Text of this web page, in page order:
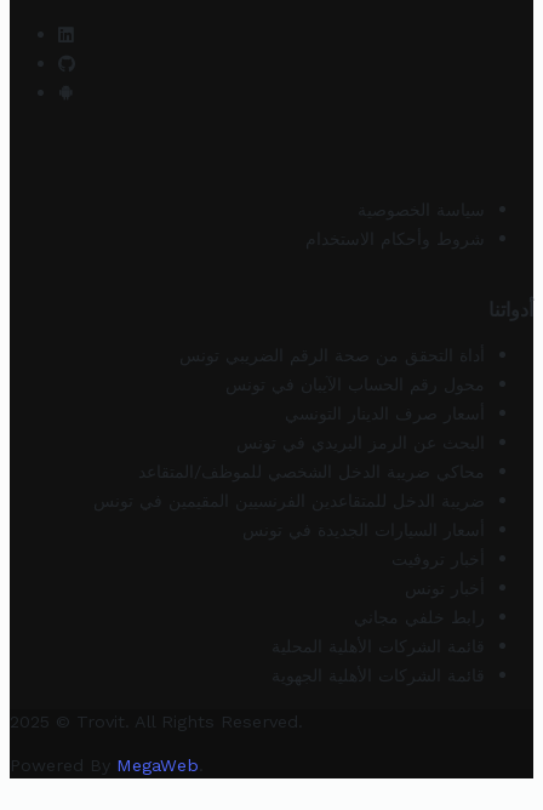
سياسة الخصوصية
شروط وأحكام الاستخدام
أدواتنا
أداة التحقق من صحة الرقم الضريبي تونس
محول رقم الحساب الآيبان في تونس
أسعار صرف الدينار التونسي
البحث عن الرمز البريدي في تونس
محاكي ضريبة الدخل الشخصي للموظف/المتقاعد
ضريبة الدخل للمتقاعدين الفرنسيين المقيمين في تونس
أسعار السيارات الجديدة في تونس
أخبار تروفيت
أخبار تونس
رابط خلفي مجاني
قائمة الشركات الأهلية المحلية
قائمة الشركات الأهلية الجهوية
2025 © Trovit. All Rights Reserved.
Powered By MegaWeb